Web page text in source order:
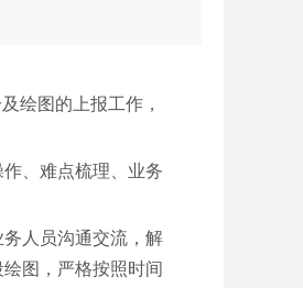
绘图的上报工作，
、难点梳理、业务
人员沟通交流，解
图，严格按照时间